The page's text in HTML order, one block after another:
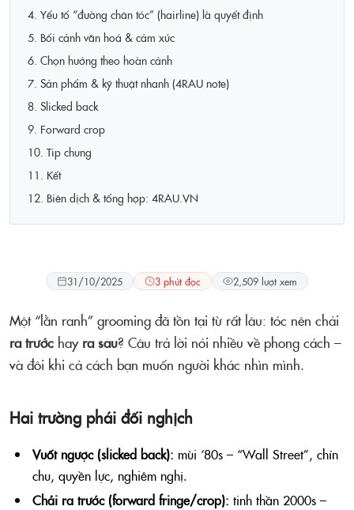
4. Yếu tố “đường chân tóc” (hairline) là quyết định
5. Bối cảnh văn hoá & cảm xúc
6. Chọn hướng theo hoàn cảnh
7. Sản phẩm & kỹ thuật nhanh (4RAU note)
8. Slicked back
9. Forward crop
10. Tip chung
11. Kết
12. Biên dịch & tổng hợp: 4RAU.VN
31/10/2025
3 phút đọc 2,509 lượt xem
Một “lằn ranh” grooming đã tồn tại từ rất lâu: tóc nên chải
ra trước hay ra sau? Câu trả lời nói nhiều về phong cách –
và đôi khi cả cách bạn muốn người khác nhìn mình.
Hai trường phái đối nghịch
Vuốt ngược (slicked back): mùi ‘80s – “Wall Street”, chỉn
chu, quyền lực, nghiêm nghị.
Chải ra trước (forward fringe/crop): tinh thần 2000s –